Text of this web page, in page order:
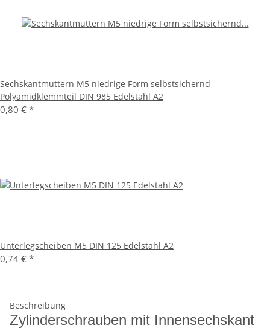
Sechskantmuttern M5 niedrige Form selbstsichernd
Polyamidklemmteil DIN 985 Edelstahl A2
0,80 € *
Unterlegscheiben M5 DIN 125 Edelstahl A2
0,74 € *
Beschreibung
Zylinderschrauben mit Innensechskant